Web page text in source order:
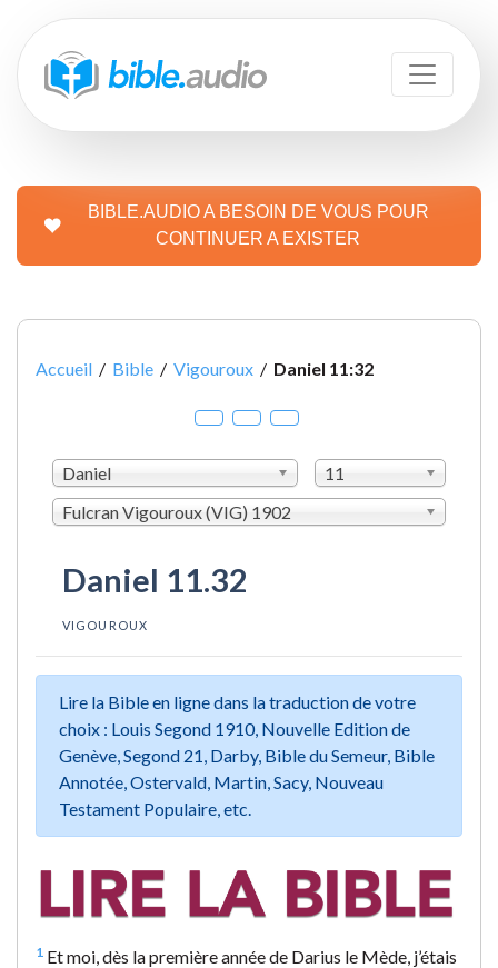
BIBLE.AUDIO A BESOIN DE VOUS POUR
CONTINUER A EXISTER
Accueil / Bible / Vigouroux / Daniel 11:32
Daniel
11
Fulcran Vigouroux (VIG) 1902
Daniel 11.32
VIGOUROUX
Lire la Bible en ligne dans la traduction de votre
choix : Louis Segond 1910, Nouvelle Edition de
Genève, Segond 21, Darby, Bible du Semeur, Bible
Annotée, Ostervald, Martin, Sacy, Nouveau
Testament Populaire, etc.
1 Et moi, dès la première année de Darius le Mède, j’étais